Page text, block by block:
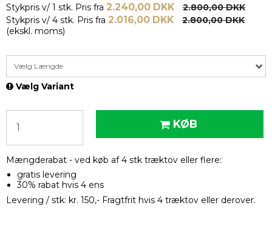
Stykpris v/ 1 stk. Pris fra 2.240,00 DKK
2.800,00 DKK
Stykpris v/ 4 stk. Pris fra 2.016,00 DKK
2.800,00 DKK
(ekskl. moms)
Vælg Længde
Vælg Variant
KØB
Mængderabat - ved køb af 4 stk træktov eller flere:
gratis levering
30% rabat hvis 4 ens
Levering / stk: kr. 150,- Fragtfrit hvis 4 træktov eller derover.